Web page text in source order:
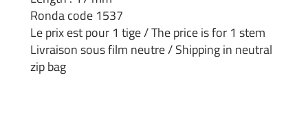
Ronda code 1537
Le prix est pour 1 tige / The price is for 1 stem
Livraison sous film neutre / Shipping in neutral
zip bag